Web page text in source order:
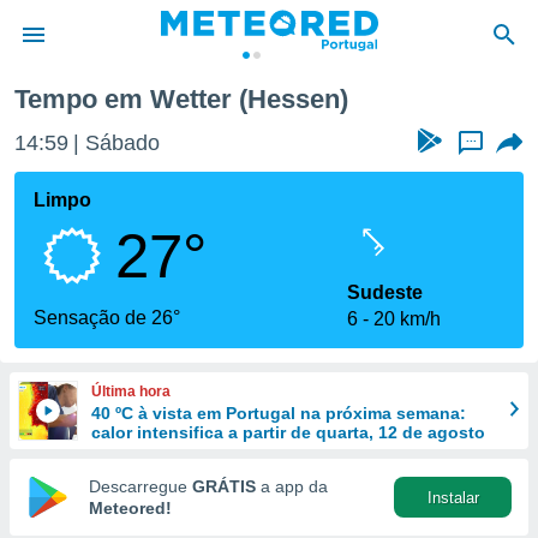
da
foi
fornecidas
a este
das
e
forma
digital
Tempo em Wetter (Hessen)
14:59 Sábado ...
Limpo
27°
Sensação de 26°
Sudeste
6
20 km/h
Última hora
40 ºC à vista em Portugal na próxima semana:
calor intensifica a partir de quarta, 12 de agosto
Descarregue GRÁTIS a app da
Meteored!
Instalar